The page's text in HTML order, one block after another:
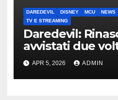
DAREDEVIL DISNEY MCU NEWS
TV E STREAMING
Daredevil:
avvistati due
di New York
APR 5, 2026 ADMIN